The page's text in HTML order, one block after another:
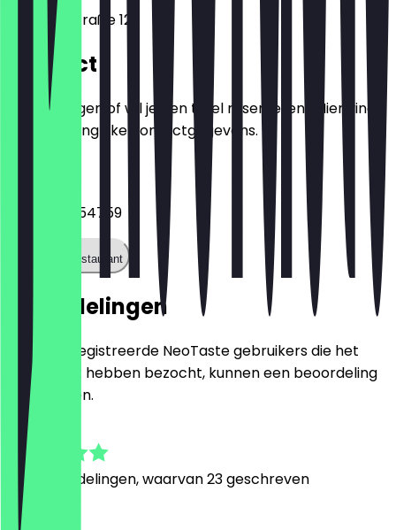
Albrechtstraße 12
Contact
Heb je vragen of wil je een tafel reserveren? Hier vind
je alle belangrijke contactgegevens.
+493040054759
Bel het restaurant
Beoordelingen
Alleen geregistreerde NeoTaste gebruikers die het
restaurant hebben bezocht, kunnen een beoordeling
achterlaten.
4.5
227
Beoordelingen, waarvan 23 geschreven